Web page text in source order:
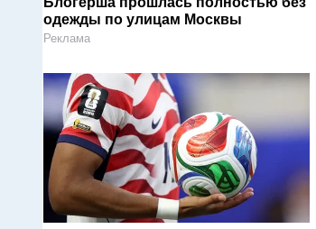
одежды по улицам Москвы
Реклама